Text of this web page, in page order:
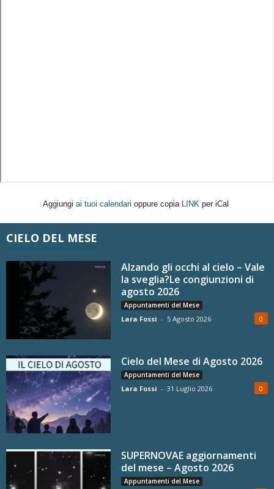
Aggiungi ai tuoi calendari oppure copia LINK per iCal
CIELO DEL MESE
Alzando gli occhi al cielo – Vale
la sveglia?Le congiunzioni di
agosto 2026
Appuntamenti del Mese
Lara Fossi - 5 Agosto 2026 0
Cielo del Mese di Agosto 2026
Appuntamenti del Mese
Lara Fossi - 31 Luglio 2026 0
SUPERNOVAE aggiornamenti
del mese – Agosto 2026
Appuntamenti del Mese